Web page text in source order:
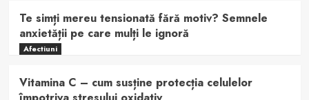
Te simți mereu tensionată fără motiv? Semnele
anxietății pe care mulți le ignoră
Afectiuni
Vitamina C – cum susține protecția celulelor